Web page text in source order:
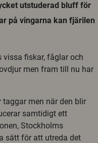
utstuderad bluff för
på vingarna kan fjärilen
vissa fiskar, fåglar och
men fram till nu har
men när den blir
samtidigt ett
Stockholms
sätt för att utreda det